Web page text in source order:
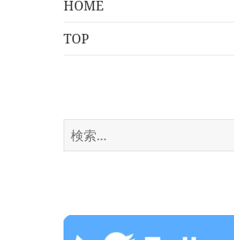
HOME
TOP
検
索: